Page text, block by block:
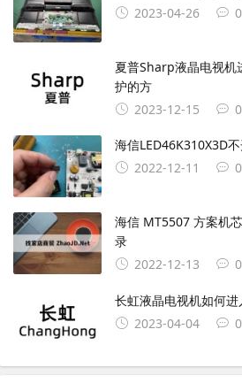
2023-04-26
0
夏普Sharp液晶电视机
护的方
2023-12-15
0
海信LED46K310X3D
2022-12-11
0
海信 MT5507 方案机
录
2022-12-13
0
长虹液晶电视机如何进
2023-04-04
0